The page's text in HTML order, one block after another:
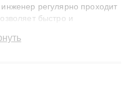
регулярно проходит
быстро и
мастера решают